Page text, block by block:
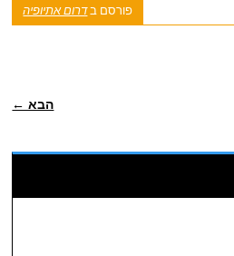
פורסם בדרום אתיופיה
הבא ←